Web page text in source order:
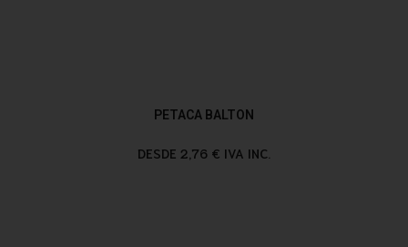
PETACA BALTON
DESDE 2,76 € IVA INC.